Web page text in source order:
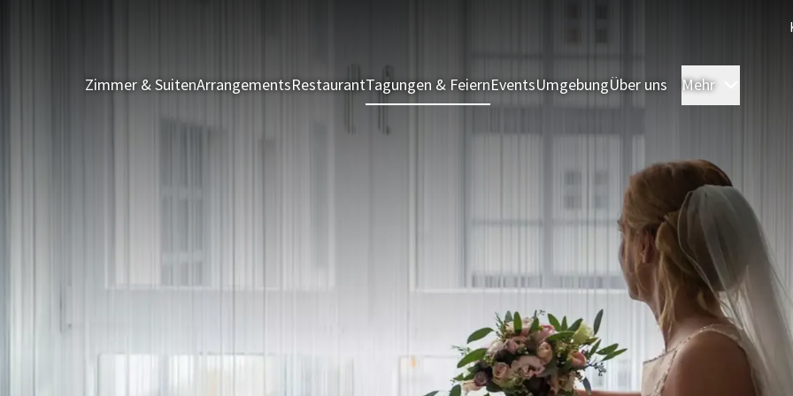
Zimmer & SuitenArrangementsRestaurantTagungen & FeiernEventsUmgebungÜber uns Mehr